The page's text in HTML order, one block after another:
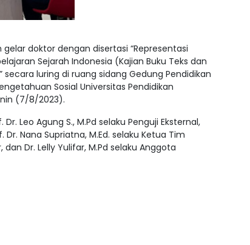
doktor dengan disertasi “Representasi
Sejarah Indonesia (Kajian Buku Teks dan
secara luring di ruang sidang Gedung Pendidikan
Sosial Universitas Pendidikan
(7/8/2023).
Leo Agung S., M.Pd selaku Penguji Eksternal,
Dr. Nana Supriatna, M.Ed. selaku Ketua Tim
Dr. Lelly Yulifar, M.Pd selaku Anggota